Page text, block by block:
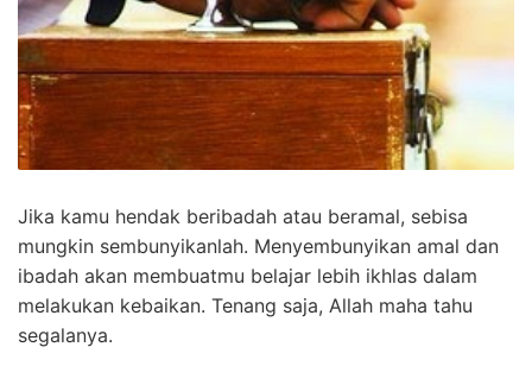
Jika kamu hendak beribadah atau beramal, sebisa
mungkin sembunyikanlah. Menyembunyikan amal dan
ibadah akan membuatmu belajar lebih ikhlas dalam
melakukan kebaikan. Tenang saja, Allah maha tahu
segalanya.